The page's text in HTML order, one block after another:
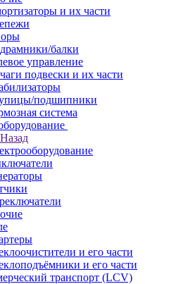
и их части
балки
управление
подвески и их части
подшипники
система
Назад
и его части
и его части
транспорт (LCV)